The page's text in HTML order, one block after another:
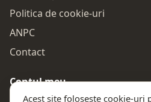
Politica de cookie-uri
ANPC
Contact
Contul meu
Acest site folosește cookie-uri